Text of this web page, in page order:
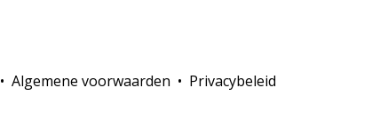
• Algemene voorwaarden • Privacybeleid